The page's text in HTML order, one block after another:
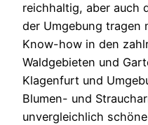
reichhaltig, aber auch
der Umgebung tragen
Know-how in den
Waldgebieten und
Klagenfurt und
Blumen- und
unvergleichlich